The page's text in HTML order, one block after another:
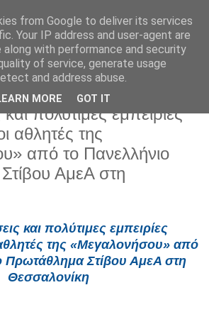
πολύτιμες εμπειρίες
αθλητές της
από το Πανελλήνιο
ΑμεΑ στη
και πολύτιμες εμπειρίες
της «Μεγαλονήσου» από
Πρωτάθλημα Στίβου ΑμεΑ στη
Θεσσαλονίκη
from Google to deliver its services
Your IP address and user-agent are
along with performance and security
of service, generate usage
and address abuse.
MORE GOT IT